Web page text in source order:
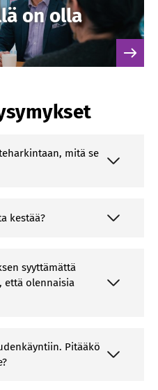
on olla
mitä se
kestää?
syyttämättä
että olennaisia
Pitääkö